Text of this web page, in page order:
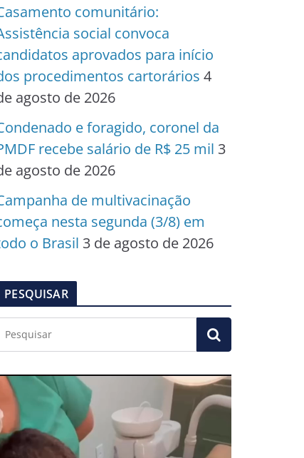
comunitário:
social convoca
aprovados para início
procedimentos cartorários 4
agosto de 2026
e foragido, coronel da
recebe salário de R$ 25 mil 3
agosto de 2026
de multivacinação
nesta segunda (3/8) em
o Brasil 3 de agosto de 2026
PESQUISAR